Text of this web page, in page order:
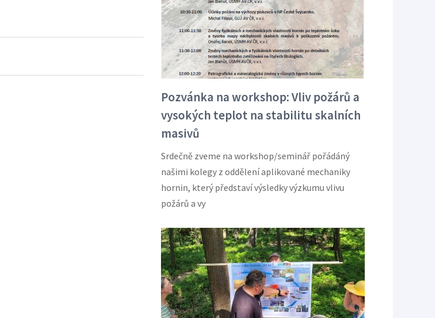
Pozvánka na workshop: Vliv požárů a
vysokých teplot na stabilitu skalních
masivů
Srdečně zveme na workshop/seminář pořádáný
našimi kolegy z oddělení aplikované mechaniky
hornin, který představí výsledky výzkumu vlivu
požárů a vy